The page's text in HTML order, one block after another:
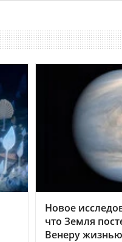
Новое
что Земля
Венеру жизнью